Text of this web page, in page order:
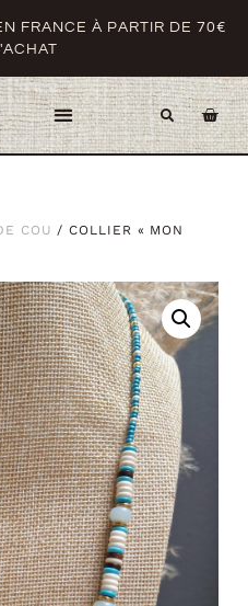
FRANCE À PARTIR DE 70€
COU / COLLIER « MON